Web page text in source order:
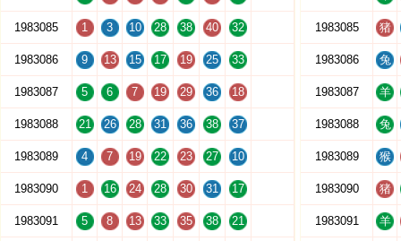
1983085 1 3 10 28 38 40 32
1983086 9 13 15 17 19 25 33
1983087 5 6 7 19 29 36 18
1983088 21 26 28 31 36 38 37
1983089 4 7 19 22 23 27 10
1983090 1 16 24 28 30 31 17
1983091 5 8 13 33 35 38 21
1983085 猪
1983086 兔
1983087 羊
1983088 兔
1983089 猴
1983090 猪
1983091 羊